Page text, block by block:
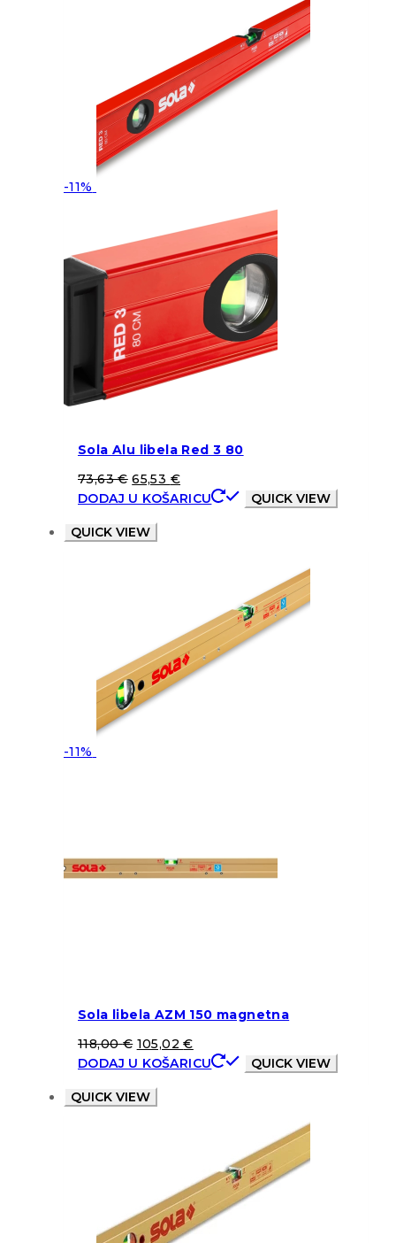
-11%
Sola Alu libela Red 3 80
73,63€ 65,53 €
DODAJ U KOŠARICU
QUICK VIEW
QUICK VIEW
-11%
Sola libela AZM 150 magnetna
118,00€ 105,02€
DODAJ U KOŠARICU
QUICK VIEW
QUICK VIEW